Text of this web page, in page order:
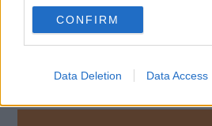
use your data for below specified
consent section.
CONFIRM
Data Deletion Data Access
Läs också
Quiz:
körkortet i
BILDQUIZ